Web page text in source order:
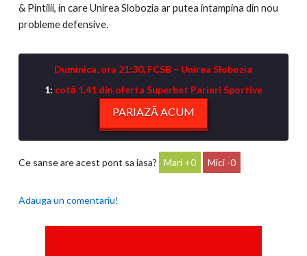
& Pintilii, in care Unirea Slobozia ar putea intampina din nou
probleme defensive.
Duminica, ora 21:30, FCSB – Unirea Slobozia
1: cotă 1.41 din oferta Superbet Pariuri Sportive
PARIAZĂ ACUM
Ce sanse are acest pont sa iasa? 0 0
Adauga un comentariu!